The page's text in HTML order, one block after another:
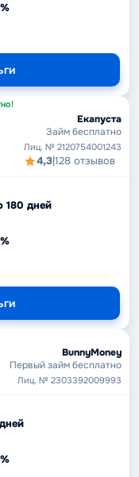
Екапуста
Займ бесплатно
Лиц. № 2120754001243
4,3|128 отзывов
180 дней
BunnyMoney
Первый займ бесплатно
Лиц. № 2303392009993